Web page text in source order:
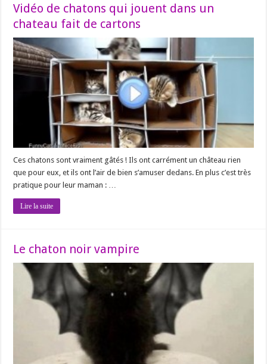
Vidéo de chatons qui jouent dans un
chateau fait de cartons
Ces chatons sont vraiment gâtés ! Ils ont carrément un château rien
que pour eux, et ils ont l’air de bien s’amuser dedans. En plus c’est très
pratique pour leur maman : …
Lire la suite
Le chaton noir vampire